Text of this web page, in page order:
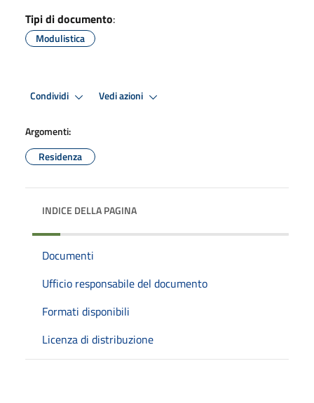
Tipi di documento:
Modulistica
Condividi Vedi azioni
Argomenti:
Residenza
INDICE DELLA PAGINA
Documenti
Ufficio responsabile del documento
Formati disponibili
Licenza di distribuzione